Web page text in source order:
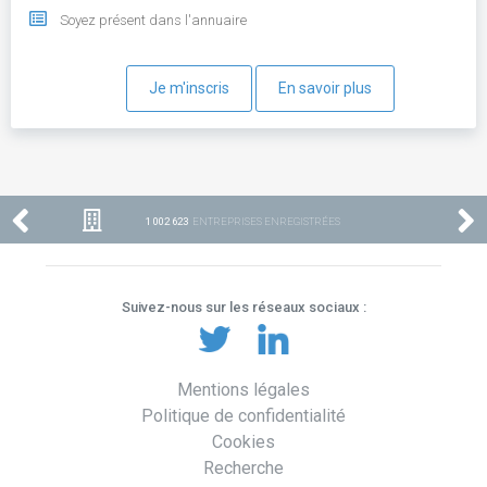
Soyez présent dans l'annuaire
Je m'inscris En savoir plus
1 002 623 ENTREPRISES ENREGISTRÉES
Suivez-nous sur les réseaux sociaux :
Mentions légales
Politique de confidentialité
Cookies
Recherche